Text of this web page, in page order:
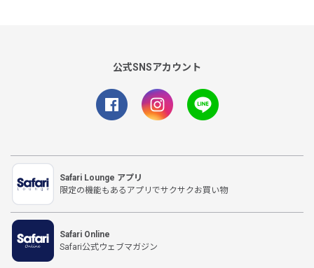
公式SNSアカウント
Safari Lounge アプリ
限定の機能もあるアプリでサクサクお買い物
Safari Online
Safari公式ウェブマガジン